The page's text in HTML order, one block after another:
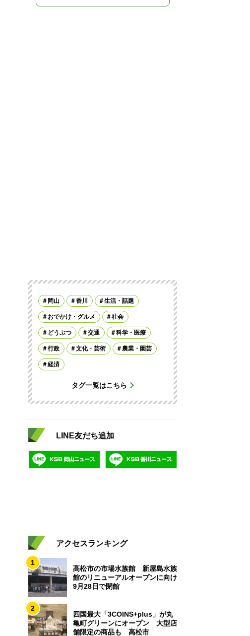
岡山 香川 生活・話題
おでかけ・グルメ 社会
どうぶつ 交通 科学・医療
行政 文化・芸術 農業・園芸
経済
タグ一覧はこちら
LINE友だち追加
アクセスランキング
1
高松市の市場水族館 新屋島水族
館のリニューアルオープンに向け
9月28日で閉館
2
四国最大「3COINS+plus」が丸
亀町グリーンにオープン 大型店
舗限定の商品も 高松市